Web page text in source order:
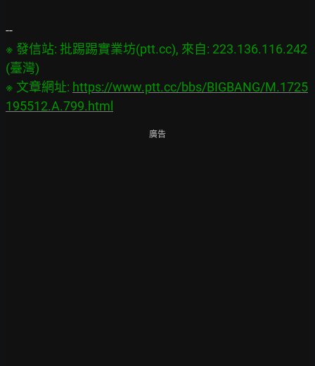
※ 發信站: 批踢踢實業坊(ptt.cc), 來自: 223.136.116.242
(臺灣)
※ 文章網址: https://www.ptt.cc/bbs/BIGBANG/M.1725
195512.A.799.html
廣告